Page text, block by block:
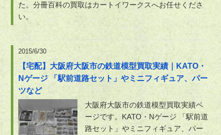
た。分冊百科の買取はカートイワークスへお任せくださ
い。
2015/6/30
【宅配】大阪府大阪市の鉄道模型買取実績｜KATO・
Nゲージ 「駅前道路セット」やミニフィギュア、パー
ツなど
大阪府大阪市の鉄道模型買取実績ペ
ージです。KATO・Nゲージ 「駅前道
路セット」やミニフィギュア、パー